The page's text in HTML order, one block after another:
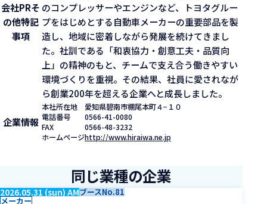
会社PRそ
の他特記
事項
のコンプレッサーやエンジンなど、トヨタグルー
プをはじめとする自動車メーカーの重要部品を製
造し、地域に密着しながら発展を続けてきまし
た。社訓である「和衷協力・創意工夫・品質向
上」の精神のもと、チームで支え合う働きやすい
環境づくりを重視。その結果、社員に愛されなが
ら創業200年を超える企業へと成長しました。
企業情報
本社所在地
愛知県碧南市棚尾本町４−１０
電話番号
0566-41-0080
FAX
0566-48-3232
ホームページhttp://www.hiraiwa.ne.jp
同じ業種の企業
2026.05.31 (sun) AMブースNo.81
メーカー